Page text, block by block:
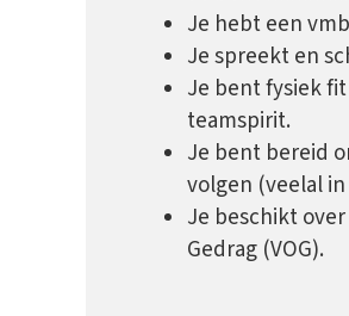
Je hebt een
Je spreekt en
Je bent fysiek
teamspirit.
Je bent bereid
volgen (veelal
Je beschikt
Gedrag (VOG).